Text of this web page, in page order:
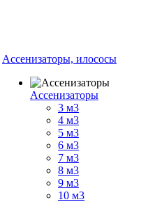
Ассенизаторы, илососы
Ассенизаторы
3 м3
4 м3
5 м3
6 м3
7 м3
8 м3
9 м3
10 м3